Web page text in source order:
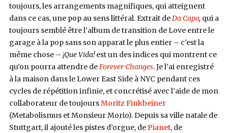
toujours, les arrangements magnifiques, qui atteignent
dans ce cas, une pop au sens littéral. Extrait deDa Capo, qui a
toujours semblé être l’album de transition de Love entre le
garage à la pop sans son apparat le plus entier – c’est la
même chose – ¡Que Vida!est un desindices qui montrent ce
qu’on pourra attendre deForever Changes. Je l’ai enregistré
à la maison dans le Lower East Side à NYC pendant ces
cycles de répétition infinie, et concrétisé avec l’aide de mon
collaborateur de toujoursMoritz Finkbeiner
(Metabolismus et Monsieur Morio). Depuis sa ville natale de
Stuttgart, il ajouté les pistes d’orgue, dePianet, de